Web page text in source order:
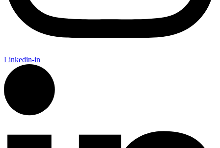
Linkedin-in